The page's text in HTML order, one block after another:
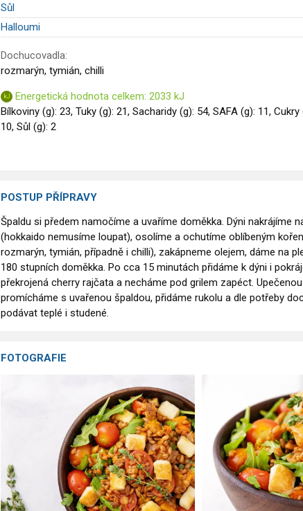
Sůl
Halloumi
Dochucovadla:
rozmarýn, tymián, chilli
Energetická hodnota celkem: 2033 kJ
Bílkoviny (g): 23, Tuky (g): 21, Sacharidy (g): 54, SAFA (g): 11,
10, Sůl (g): 2
POSTUP PŘÍPRAVY
Špaldu si předem namočíme a uvaříme doměkka. Dýni nakrájíme
(hokkaido nemusíme loupat), osolíme a ochutíme oblíbeným
rozmarýn, tymián, případně i chilli), zakápneme olejem, dáme na
180 stupních doměkka. Po cca 15 minutách přidáme k dýni i
překrojená cherry rajčata a necháme pod grilem zapéct.
promícháme s uvařenou špaldou, přidáme rukolu a dle potřeby
podávat teplé i studené.
FOTOGRAFIE